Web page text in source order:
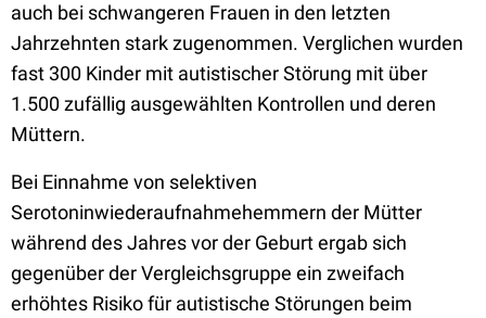
auch bei schwangeren Frauen in den letzten
Jahrzehnten stark zugenommen. Verglichen wurden
fast 300 Kinder mit autistischer Störung mit über
1.500 zufällig ausgewählten Kontrollen und deren
Müttern.
Bei Einnahme von selektiven
Serotoninwiederaufnahmehemmern der Mütter
während des Jahres vor der Geburt ergab sich
gegenüber der Vergleichsgruppe ein zweifach
erhöhtes Risiko für autistische Störungen beim